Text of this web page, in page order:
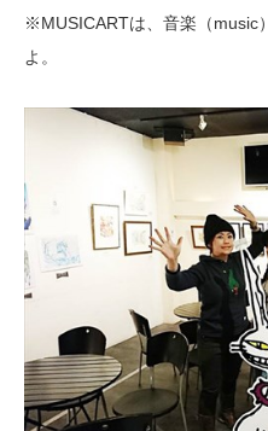
※MUSICARTは、音楽（music
よ。